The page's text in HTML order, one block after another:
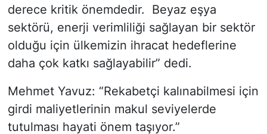
derece kritik önemdedir. Beyaz eşya
sektörü, enerji verimliliği sağlayan bir sektör
olduğu için ülkemizin ihracat hedeflerine
daha çok katkı sağlayabilir” dedi.
Mehmet Yavuz: “Rekabetçi kalınabilmesi için
girdi maliyetlerinin makul seviyelerde
tutulması hayati önem taşıyor.”